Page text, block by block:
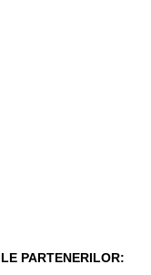
PARTENERILOR: